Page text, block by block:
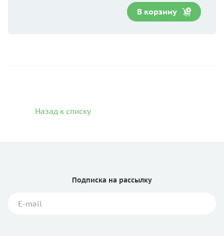
В корзину
Назад к списку
Подписка на рассылку